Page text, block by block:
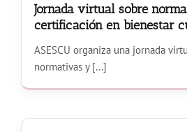
Jornada virtual sobre
certificación en bienestar
ASESCU organiza una jornada
normativas y [...]